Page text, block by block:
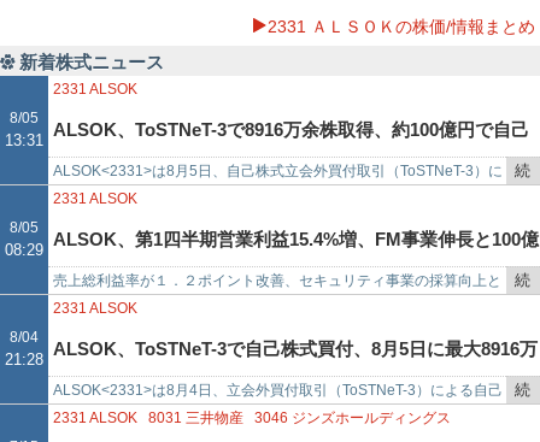
2331 ＡＬＳＯＫの株価/情報まとめ
新着株式ニュース
8/05
13:31
2331 ALSOK
ALSOK、ToSTNeT-3で8916万余株取得、約100億円で自己
株式買付終了
ALSOK<2331>は8月5日、自己株式立会外買付取引（ToSTNeT-3）に
よる自己株式の取得結果を発表した。取得内容は以下の通り。取得対
続
記
事
8/05
08:29
2331 ALSOK
ALSOK、第1四半期営業利益15.4%増、FM事業伸長と100億
円規模の自社株買い
売上総利益率が１．２ポイント改善、セキュリティ事業の採算向上と
ＦＭ事業の大幅増益が牽引 ＡＬＳＯＫ＜２３３１＞（東証プライ
続
記
事
8/04
21:28
2331 ALSOK
ALSOK、ToSTNeT-3で自己株式買付、8月5日に最大8916万
6千株を取得予定
ALSOK<2331>は8月4日、立会外買付取引（ToSTNeT-3）による自己
株式買付に関するお知らせを発表した。5月13日開催の取締役会で決
続
2331 ALSOK 8031 三井物産 3046 ジンズホールディングス